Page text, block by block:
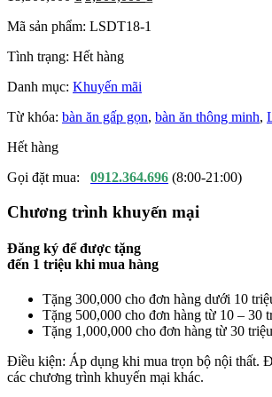
Mã sản phẩm: LSDT18-1
Tình trạng: Hết hàng
Danh mục: Khuyến mãi
Từ khóa: bàn ăn gấp gọn, bàn ăn thông minh,
Hết hàng
Gọi đặt mua: 0912.364.696 (8:00-21:00)
Chương trình khuyến mại
Đăng ký để được tặng
đến 1 triệu khi mua hàng
Tặng 300,000 cho đơn hàng dưới 10
Tặng 500,000 cho đơn hàng từ 10 – 30
Tặng 1,000,000 cho đơn hàng từ 30
Điều kiện: Áp dụng khi mua trọn bộ nội thất.
các chương trình khuyến mại khác.